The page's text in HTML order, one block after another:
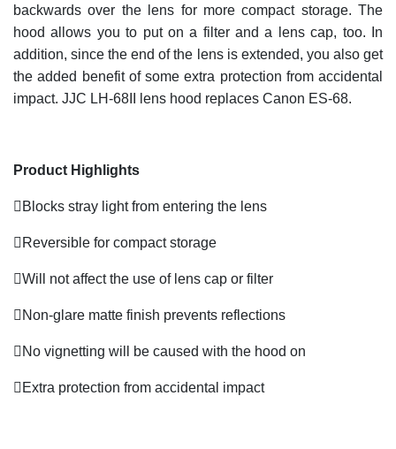
backwards over the lens for more compact storage. The
hood allows you to put on a filter and a lens cap, too. In
addition, since the end of the lens is extended, you also get
the added benefit of some extra protection from accidental
impact. JJC LH-68II lens hood replaces Canon ES-68.
Product Highlights
Blocks stray light from entering the lens
Reversible for compact storage
Will not affect the use of lens cap or filter
Non-glare matte finish prevents reflections
No vignetting will be caused with the hood on
Extra protection from accidental impact